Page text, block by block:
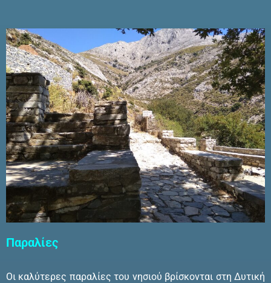
Παραλίες
Οι καλύτερες παραλίες του νησιού βρίσκονται στη Δυτική